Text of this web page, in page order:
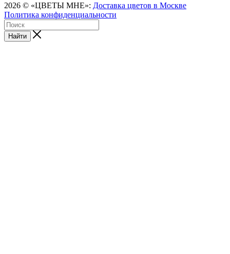
2026 © «ЦВЕТЫ МНЕ»: Доставка цветов в Москве
Политика конфиденциальности
Найти